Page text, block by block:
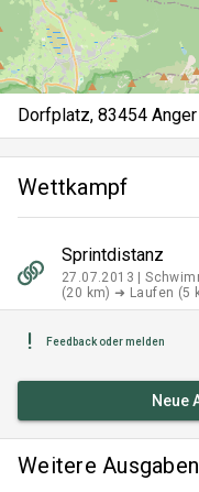
Neue
Weitere Ausgaben
Dorfplatz, 83454
Wettkampf
Sprintdistanz
27.07.2013 |
(20 km) ➜ Laufen (5
Feedback oder melden